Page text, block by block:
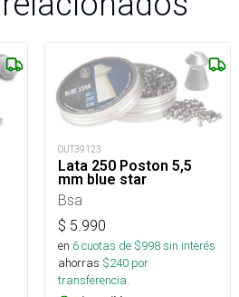
OUT39123
Lata 250 Poston 5,5
mm blue star
Bsa
$ 5.990
en 6cuotas de $998sin interés
ahorras $240 por
transferencia.